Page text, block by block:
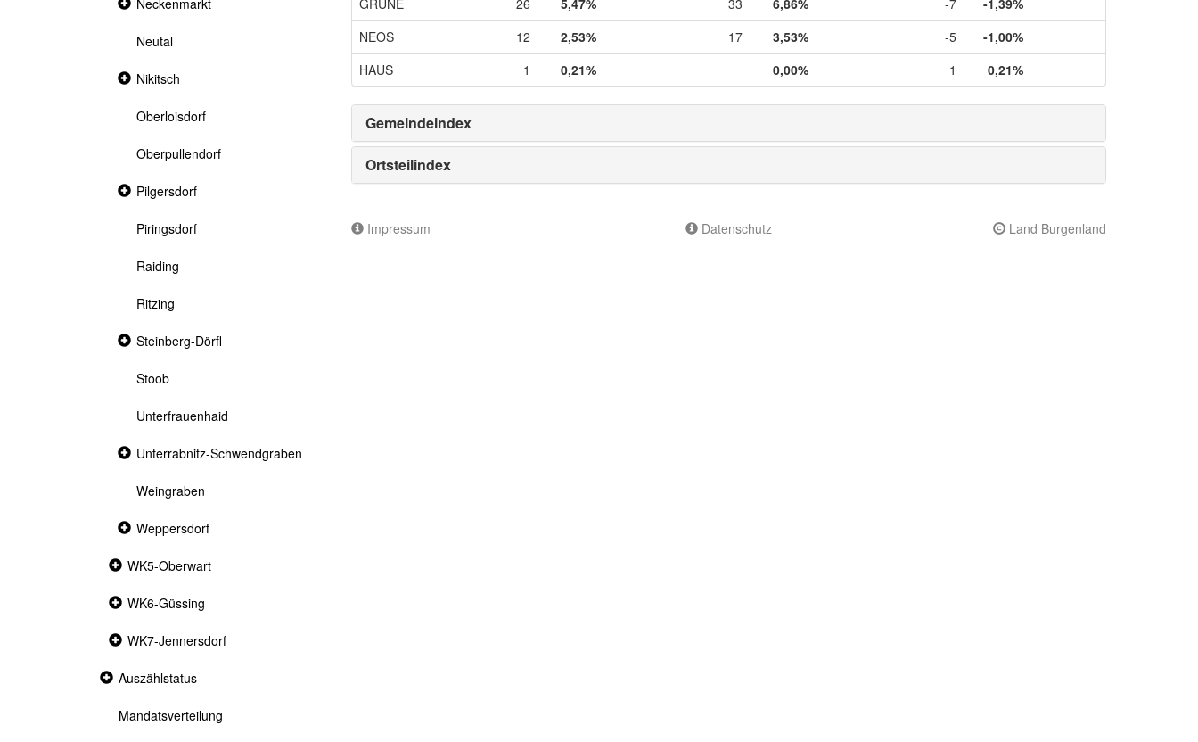
Neckenmarkt
Neutal
Collapsed
Nikitsch
Oberloisdorf
Oberpullendorf
Collapsed
section
Pilgersdorf
Piringsdorf
Raiding
Ritzing
Collapsed
Steinberg-Dörfl
Stoob
Unterfrauenhaid
Collapsed
Unterrabnitz-Schwendgraben
Weingraben
Collapsed
section
Weppersdorf
Collapsed
WK5-Oberwart
Collapsed
WK6-Güssing
Collapsed
WK7-Jennersdorf
Collapsed
Auszählstatus
Mandatsverteilung
NEOS
12 2,53% 17 3,53% -5
-1,00%
HAUS
1 0,21% 0,00% 1 0,21%
Gemeindeindex
Ortsteilindex
Impressum Datenschutz Land Burgenland